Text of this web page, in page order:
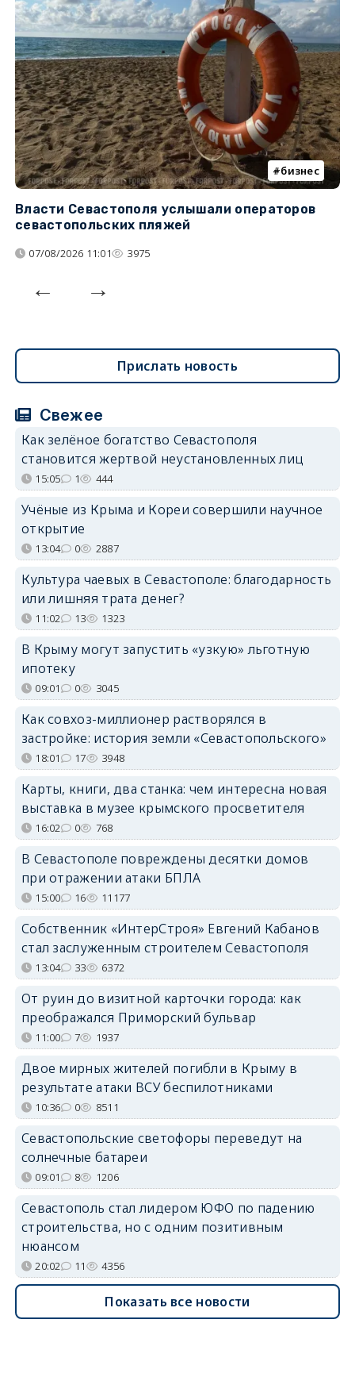
бизнес
Власти Севастополя услышали операторов
севастопольских пляжей
07/08/2026 11:01 3975
Прислать новость
Свежее
Как зелёное богатство Севастополя
становится жертвой неустановленных лиц
15:05 1 444
Учёные из Крыма и Кореи совершили научное
открытие
13:04 0 2887
Культура чаевых в Севастополе: благодарность
или лишняя трата денег?
11:02 13 1323
В Крыму могут запустить «узкую» льготную
ипотеку
09:01 0 3045
Как совхоз-миллионер растворялся в
застройке: история земли «Севастопольского»
18:01 17 3948
Карты, книги, два станка: чем интересна новая
выставка в музее крымского просветителя
16:02 0 768
В Севастополе повреждены десятки домов
при отражении атаки БПЛА
15:00 16 11177
Собственник «ИнтерСтроя» Евгений Кабанов
стал заслуженным строителем Севастополя
13:04 33 6372
От руин до визитной карточки города: как
преображался Приморский бульвар
11:00 7 1937
Двое мирных жителей погибли в Крыму в
результате атаки ВСУ беспилотниками
10:36 0 8511
Севастопольские светофоры переведут на
солнечные батареи
09:01 8 1206
Севастополь стал лидером ЮФО по падению
строительства, но с одним позитивным
нюансом
20:02 11 4356
Показать все новости